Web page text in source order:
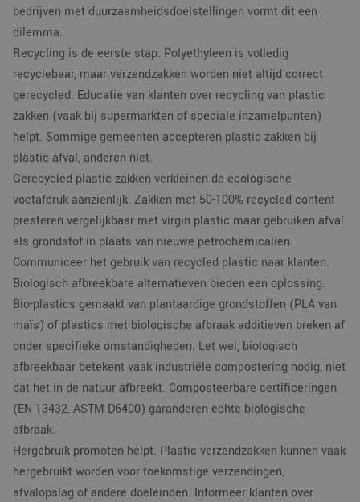
bedrijven met duurzaamheidsdoelstellingen vormt dit een
dilemma.
Recycling is de eerste stap. Polyethyleen is volledig
recyclebaar, maar verzendzakken worden niet altijd correct
gerecycled. Educatie van klanten over recycling van plastic
zakken (vaak bij supermarkten of speciale inzamelpunten)
helpt. Sommige gemeenten accepteren plastic zakken bij
plastic afval, anderen niet.
Gerecycled plastic zakken verkleinen de ecologische
voetafdruk aanzienlijk. Zakken met 50-100% recycled content
presteren vergelijkbaar met virgin plastic maar gebruiken afval
als grondstof in plaats van nieuwe petrochemicaliën.
Communiceer het gebruik van recycled plastic naar klanten.
Biologisch afbreekbare alternatieven bieden een oplossing.
Bio-plastics gemaakt van plantaardige grondstoffen (PLA van
maïs) of plastics met biologische afbraak additieven breken af
onder specifieke omstandigheden. Let wel, biologisch
afbreekbaar betekent vaak industriële compostering nodig, niet
dat het in de natuur afbreekt. Composteerbare certificeringen
(EN 13432, ASTM D6400) garanderen echte biologische
afbraak.
Hergebruik promoten helpt. Plastic verzendzakken kunnen vaak
hergebruikt worden voor toekomstige verzendingen,
afvalopslag of andere doeleinden. Informeer klanten over